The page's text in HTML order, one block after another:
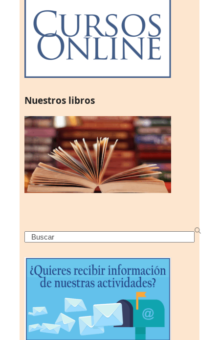
Nuestros libros
Search